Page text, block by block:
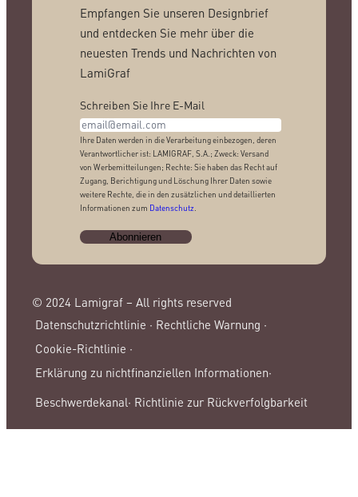
Empfangen Sie unseren Designbrief
und entdecken Sie mehr über die
neuesten Trends und Nachrichten von
LamiGraf
Schreiben Sie Ihre E-Mail
Ihre Daten werden in die Verarbeitung einbezogen, deren
Verantwortlicher ist: LAMIGRAF, S.A.; Zweck: Versand
von Werbemitteilungen; Rechte: Sie haben das Recht auf
Zugang, Berichtigung und Löschung Ihrer Daten sowie
weitere Rechte, die in den zusätzlichen und detaillierten
Informationen zum Datenschutz
© 2024 Lamigraf – All rights reserved
Datenschutzrichtlinie · Rechtliche Warnung ·
Cookie-Richtlinie ·
Erklärung zu nichtfinanziellen Informationen·
Beschwerdekanal· Richtlinie zur Rückverfolgbarkeit